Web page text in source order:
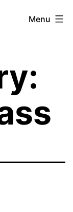
Menu